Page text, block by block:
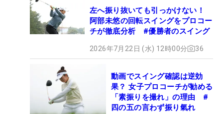
左へ振り抜いても引っかけない！
阿部未悠の回転スイングをプロコー
チが徹底分析 #優勝者のスイング
2026年7月22日 (水) 12時00分 36
動画でスイング確認は逆効
果？ 女子プロコーチが勧める
「素振りを撮れ」の理由 #
四の五の言わず振り氣れ